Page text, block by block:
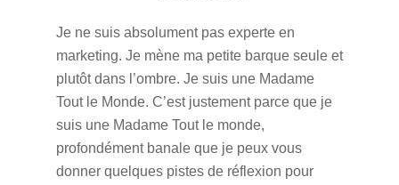
Je ne suis absolument pas experte en
marketing. Je mène ma petite barque seule et
plutôt dans l’ombre. Je suis une Madame
Tout le Monde. C’est justement parce que je
suis une Madame Tout le monde,
profondément banale que je peux vous
donner quelques pistes de réflexion pour